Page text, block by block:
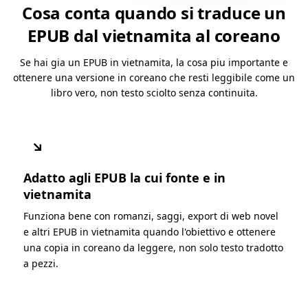
Cosa conta quando si traduce un
EPUB dal vietnamita al coreano
Se hai gia un EPUB in vietnamita, la cosa piu importante e
ottenere una versione in coreano che resti leggibile come un
libro vero, non testo sciolto senza continuita.
↘
Adatto agli EPUB la cui fonte e in
vietnamita
Funziona bene con romanzi, saggi, export di web novel
e altri EPUB in vietnamita quando l'obiettivo e ottenere
una copia in coreano da leggere, non solo testo tradotto
a pezzi.